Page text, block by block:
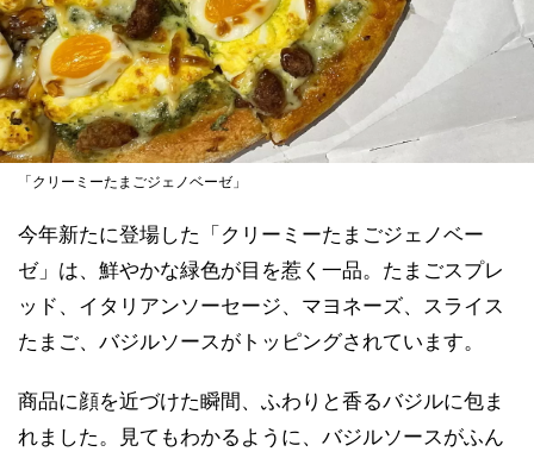
「クリーミーたまごジェノベーゼ」
今年新たに登場した「クリーミーたまごジェノベー
ゼ」は、鮮やかな緑色が目を惹く一品。たまごスプレ
ッド、イタリアンソーセージ、マヨネーズ、スライス
たまご、バジルソースがトッピングされています。
商品に顔を近づけた瞬間、ふわりと香るバジルに包ま
れました。見てもわかるように、バジルソースがふん